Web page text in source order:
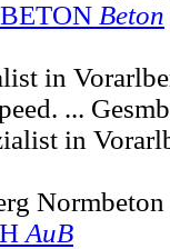
Beton
in
...
in
Normbeton
AuB